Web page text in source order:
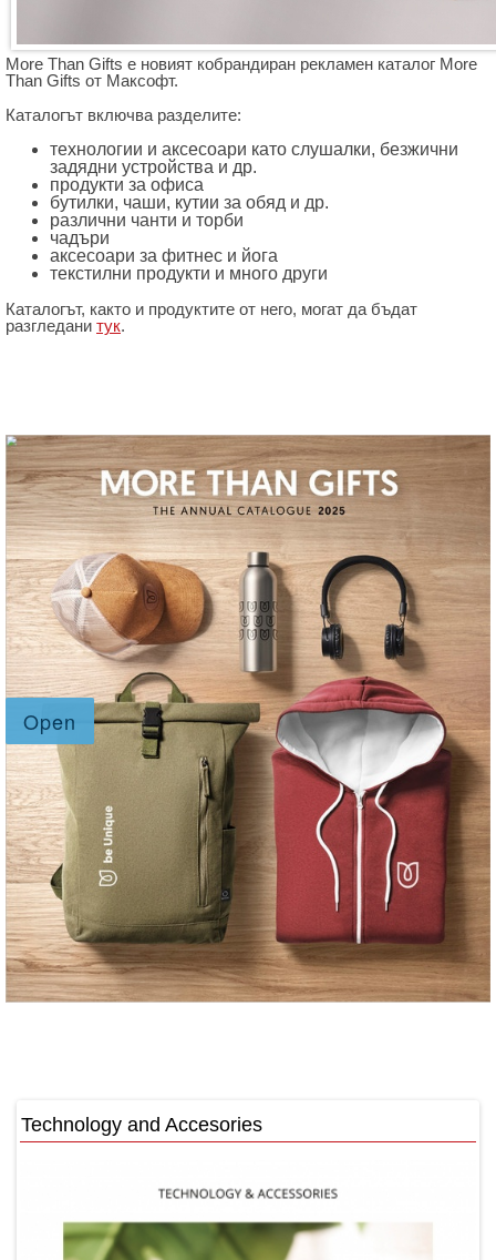
More Than Gifts е новият кобрандиран рекламен каталог More
Than Gifts от Максофт.
Каталогът включва разделите:
технологии и аксесоари като слушалки, безжични
задядни устройства и др.
продукти за офиса
бутилки, чаши, кутии за обяд и др.
различни чанти и торби
чадъри
аксесоари за фитнес и йога
текстилни продукти и много други
Каталогът, както и продуктите от него, могат да бъдат
разгледани тук.
Technology and Accesories